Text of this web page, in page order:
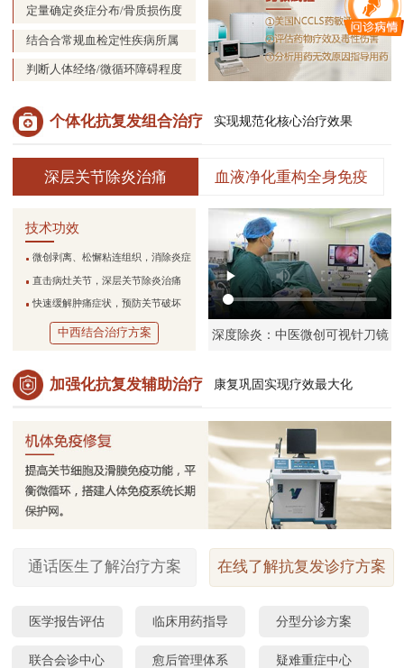
定量确定炎症分布/骨质损伤度
结合合常规血检定性疾病所属
判断人体经络/微循环障碍程度
个体化抗复发组合治疗 实现规范化核心治疗效果
深层关节除炎治痛 血液净化重构全身免疫
技术功效
微创剥离、松懈粘连组织，消除炎症
直击病灶关节，深层关节除炎治痛
快速缓解肿痛症状，预防关节破坏
中西结合治疗方案 深度除炎：中医微创可视针刀镜
加强化抗复发辅助治疗 康复巩固实现疗效最大化
通话医生了解治疗方案 在线了解抗复发诊疗方案
医学报告评估 临床用药指导 分型分诊方案
联合会诊中心 愈后管理体系 疑难重症中心